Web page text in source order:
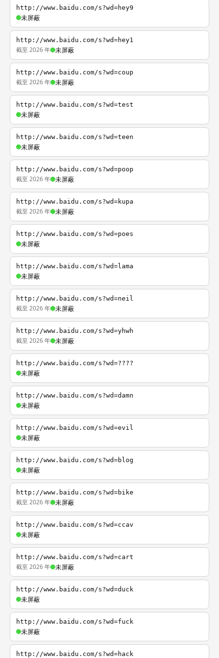
http://www.baidu.com/s?wd=hey9
未屏蔽
http://www.baidu.com/s?wd=hey1
截至 2026 年 未屏蔽
http://www.baidu.com/s?wd=coup
截至 2026 年 未屏蔽
http://www.baidu.com/s?wd=test
未屏蔽
http://www.baidu.com/s?wd=teen
未屏蔽
http://www.baidu.com/s?wd=poop
截至 2026 年 未屏蔽
http://www.baidu.com/s?wd=kupa
截至 2026 年 未屏蔽
http://www.baidu.com/s?wd=poes
未屏蔽
http://www.baidu.com/s?wd=lama
未屏蔽
http://www.baidu.com/s?wd=neil
截至 2026 年 未屏蔽
http://www.baidu.com/s?wd=yhwh
截至 2026 年 未屏蔽
http://www.baidu.com/s?wd=????
未屏蔽
http://www.baidu.com/s?wd=damn
未屏蔽
http://www.baidu.com/s?wd=evil
未屏蔽
http://www.baidu.com/s?wd=blog
未屏蔽
http://www.baidu.com/s?wd=bike
截至 2026 年 未屏蔽
http://www.baidu.com/s?wd=ccav
未屏蔽
http://www.baidu.com/s?wd=cart
截至 2026 年 未屏蔽
http://www.baidu.com/s?wd=duck
未屏蔽
http://www.baidu.com/s?wd=fuck
未屏蔽
http://www.baidu.com/s?wd=hack